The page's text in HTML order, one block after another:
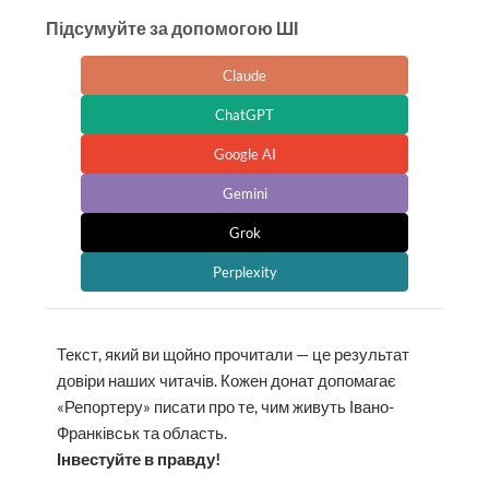
Підсумуйте за допомогою ШІ
Claude
ChatGPT
Google AI
Gemini
Grok
Perplexity
Текст, який ви щойно прочитали — це результат
довіри наших читачів. Кожен донат допомагає
«Репортеру» писати про те, чим живуть Івано-
Франківськ та область.
Інвестуйте в правду!